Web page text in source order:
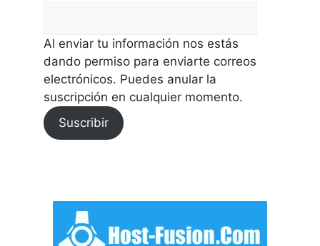
Al enviar tu información nos estás
dando permiso para enviarte correos
electrónicos. Puedes anular la
suscripción en cualquier momento.
Suscribir